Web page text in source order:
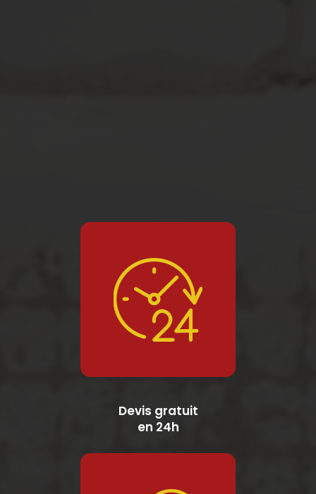
Devis gratuit
en 24h